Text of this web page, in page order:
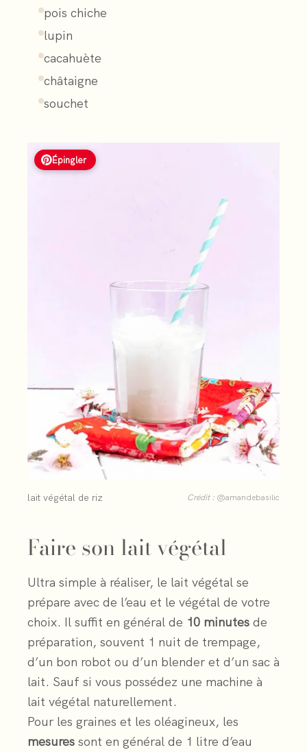
pois chiche
lupin
cacahuète
châtaigne
souchet
Épingler
lait végétal de riz Crédit : @amandebasilic
Faire son lait végétal
Ultra simple à réaliser, le lait végétal se
prépare avec de l’eau et le végétal de votre
choix. Il suffit en général de 10 minutes de
préparation, souvent 1 nuit de trempage,
d’un bon robot ou d’un blender et d’un sac à
lait. Sauf si vous possédez une machine à
lait végétal naturellement.
Pour les graines et les oléagineux, les
mesures sont en général de 1 litre d’eau